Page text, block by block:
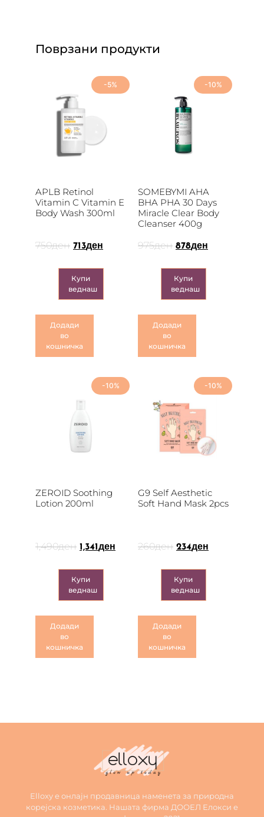
Поврзани продукти
-5%
APLB Retinol
Vitamin C Vitamin E
Body Wash 300ml
750ден 713ден
Купи
веднаш
Додади
во
кошничка
-10%
SOMEBYMI AHA
BHA PHA 30 Days
Miracle Clear Body
Cleanser 400g
975ден 878ден
Купи
веднаш
Додади
во
кошничка
-10%
ZEROID Soothing
Lotion 200ml
1,490ден 1,341 ден
Купи
веднаш
Додади
во
кошничка
-10%
G9 Self Aesthetic
Soft Hand Mask 2pcs
260ден 234ден
Купи
веднаш
Додади
во
кошничка
Elloxy е онлајн продавница наменета за природна
корејска козметика. Нашата фирма ДООЕЛ Елокси е